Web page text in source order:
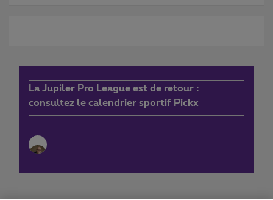
La Jupiler Pro League est de retour :
consultez le calendrier sportif Pickx